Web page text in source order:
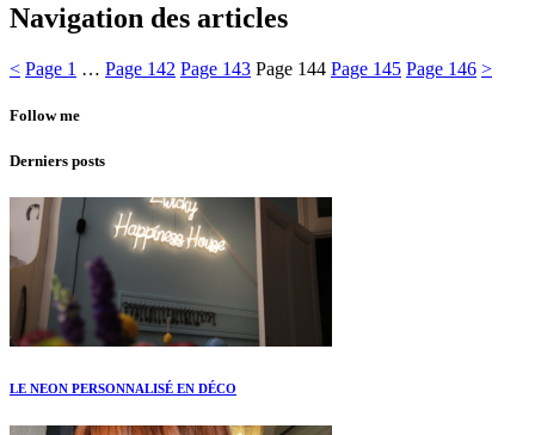
Navigation des articles
< Page 1 … Page 142 Page 143 Page 144 Page 145 Page 146 >
Follow me
Derniers posts
LE NEON PERSONNALISÉ EN DÉCO